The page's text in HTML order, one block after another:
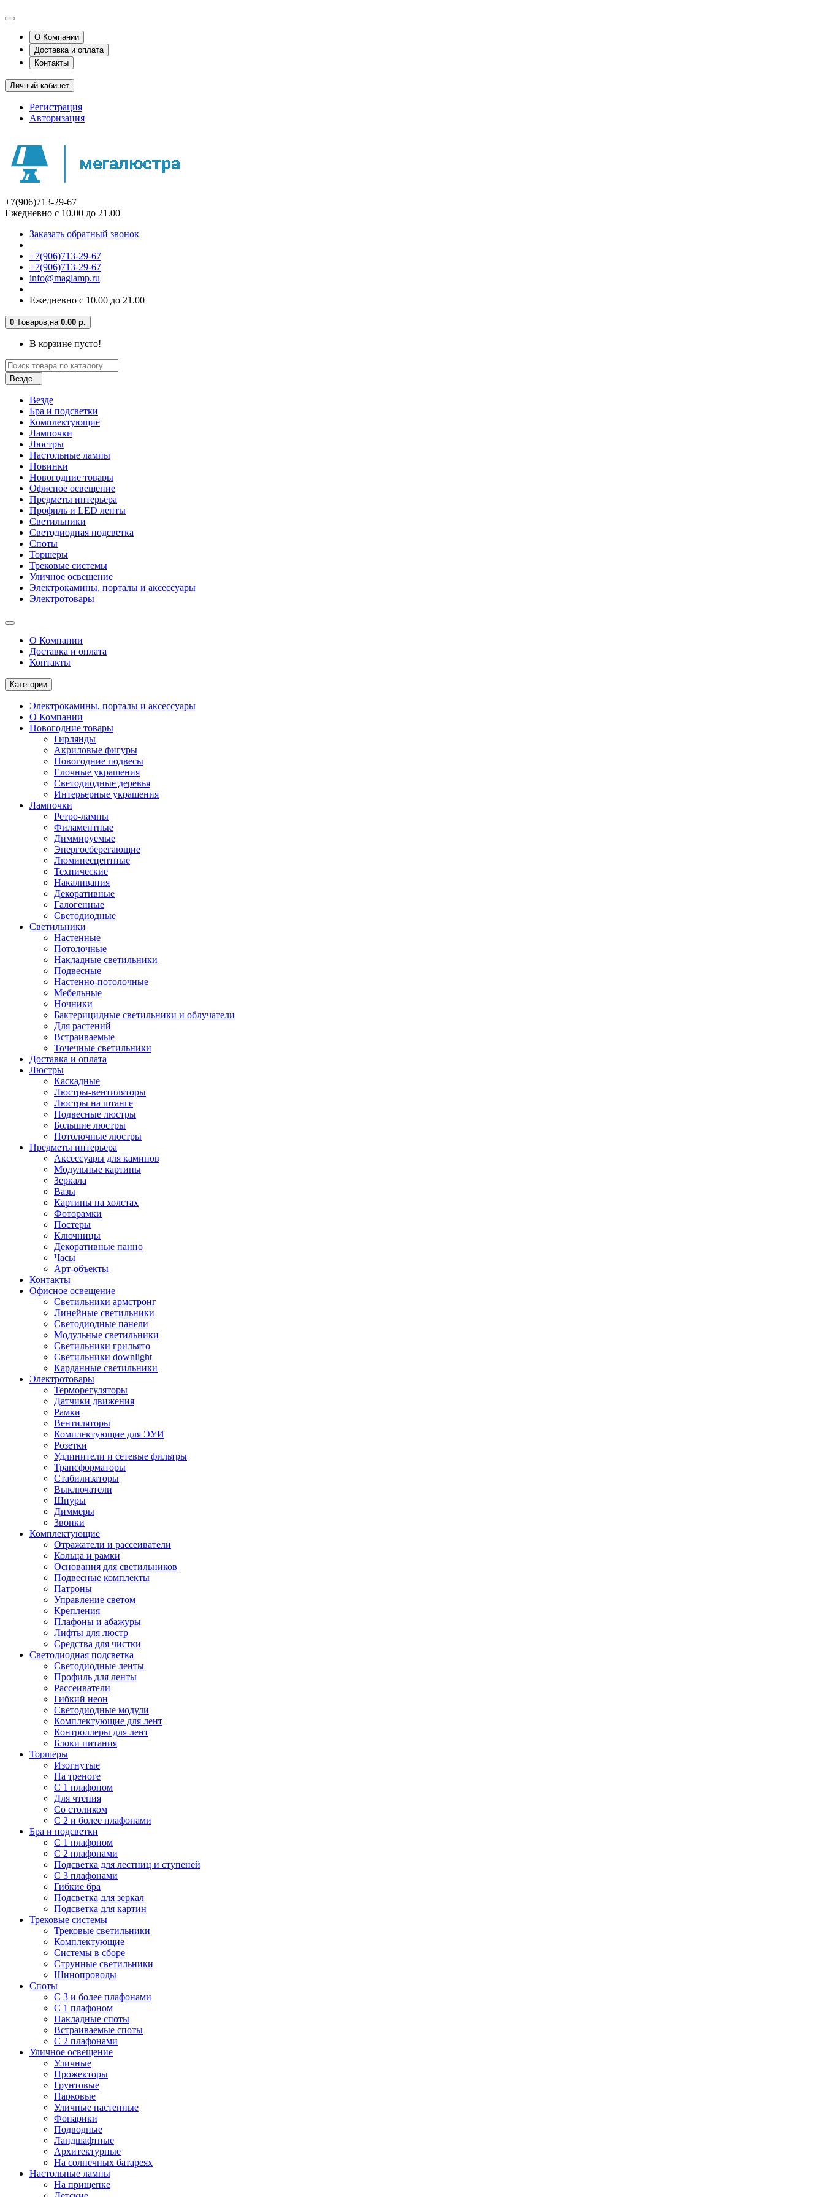
О Компании
Доставка и оплата
Контакты
Личный кабинет
Регистрация
Авторизация
+7(906)713-29-67
Ежедневно с 10.00 до 21.00
Заказать обратный звонок
+7(906)713-29-67
+7(906)713-29-67
info@maglamp.ru
Ежедневно с 10.00 до 21.00
0 Tоваров,на 0.00 р.
В корзине пусто!
Везде
Везде
Бра и подсветки
Комплектующие
Лампочки
Люстры
Настольные лампы
Новинки
Новогодние товары
Офисное освещение
Предметы интерьера
Профиль и LED ленты
Светильники
Светодиодная подсветка
Споты
Торшеры
Трековые системы
Уличное освещение
Электрокамины, порталы и аксессуары
Электротовары
О Компании
Доставка и оплата
Контакты
Категории
Электрокамины, порталы и аксессуары
О Компании
Новогодние товары
Гирлянды
Акриловые фигуры
Новогодние подвесы
Елочные украшения
Светодиодные деревья
Интерьерные украшения
Лампочки
Ретро-лампы
Филаментные
Диммируемые
Энергосберегающие
Люминесцентные
Технические
Накаливания
Декоративные
Галогенные
Светодиодные
Светильники
Настенные
Потолочные
Накладные светильники
Подвесные
Настенно-потолочные
Мебельные
Ночники
Бактерицидные светильники и облучатели
Для растений
Встраиваемые
Точечные светильники
Доставка и оплата
Люстры
Каскадные
Люстры-вентиляторы
Люстры на штанге
Подвесные люстры
Большие люстры
Потолочные люстры
Предметы интерьера
Аксессуары для каминов
Модульные картины
Зеркала
Вазы
Картины на холстах
Фоторамки
Постеры
Ключницы
Декоративные панно
Часы
Арт-объекты
Контакты
Офисное освещение
Светильники армстронг
Линейные светильники
Светодиодные панели
Модульные светильники
Светильники грильято
Светильники downlight
Карданные светильники
Электротовары
Терморегуляторы
Датчики движения
Рамки
Вентиляторы
Комплектующие для ЭУИ
Розетки
Удлинители и сетевые фильтры
Трансформаторы
Стабилизаторы
Выключатели
Шнуры
Диммеры
Звонки
Комплектующие
Отражатели и рассеиватели
Кольца и рамки
Основания для светильников
Подвесные комплекты
Патроны
Управление светом
Крепления
Плафоны и абажуры
Лифты для люстр
Средства для чистки
Светодиодная подсветка
Светодиодные ленты
Профиль для ленты
Рассеиватели
Гибкий неон
Светодиодные модули
Комплектующие для лент
Контроллеры для лент
Блоки питания
Торшеры
Изогнутые
На треноге
С 1 плафоном
Для чтения
Со столиком
С 2 и более плафонами
Бра и подсветки
С 1 плафоном
С 2 плафонами
Подсветка для лестниц и ступеней
С 3 плафонами
Гибкие бра
Подсветка для зеркал
Подсветка для картин
Трековые системы
Трековые светильники
Комплектующие
Системы в сборе
Струнные светильники
Шинопроводы
Споты
С 3 и более плафонами
С 1 плафоном
Накладные споты
Встраиваемые споты
С 2 плафонами
Уличное освещение
Уличные
Прожекторы
Грунтовые
Парковые
Уличные настенные
Фонарики
Подводные
Ландшафтные
Архитектурные
На солнечных батареях
Настольные лампы
На прищепке